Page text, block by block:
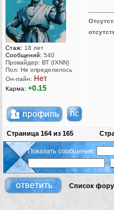
Стаж: 18 лет
Сообщений: 540
Провайдер: ВТ (IXNN)
Пол: Не определилось
Он-лайн: Нет
Карма: +0.15
Страница 164 из 165
Показать сообщения:
Список